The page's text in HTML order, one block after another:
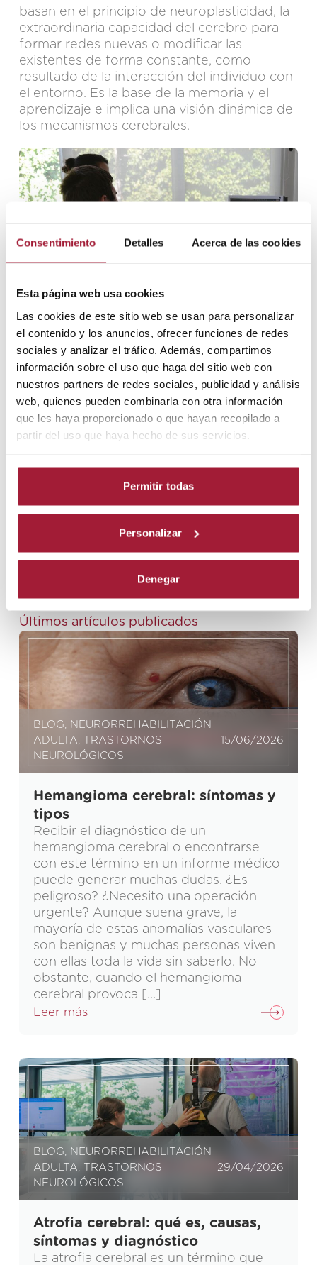
Consentimiento Detalles Acerca de las cookies
Esta página web usa cookies
Las cookies de este sitio web se usan para personalizar
el contenido y los anuncios, ofrecer funciones de redes
sociales y analizar el tráfico. Además, compartimos
información sobre el uso que haga del sitio web con
nuestros partners de redes sociales, publicidad y análisis
web, quienes pueden combinarla con otra información
que les haya proporcionado o que hayan recopilado a
partir del uso que haya hecho de sus servicios.
Permitir todas
Personalizar
Denegar
basan en el principio de neuroplasticidad, la
extraordinaria capacidad del cerebro para
formar redes nuevas o modificar las
existentes de forma constante, como
resultado de la interacción del individuo con
el entorno. Es la base de la memoria y el
aprendizaje e implica una visión dinámica de
los mecanismos cerebrales.
Para Centro Lescer el InMotion2 es una
herramienta terapéutica de apoyo. Se utiliza
prioritariamente para el trabajo de
rehabilitación de los miembros superiores,
pero también podemos trabajar otros
componentes como la atención, el control
el paciente. Por ejemplo ayuda a que el
paciente controle el uso de los brazos
caída.
prima la recuperación de las funciones
perdidas, la inclusión en la actividad y la
Últimos artículos publicados
BLOG, NEURORREHABILITACIÓN
ADULTA,
TRASTORNOS
NEUROLÓGICOS
15/06/2026
Hemangioma cerebral: síntomas y
tipos
Recibir el diagnóstico de un
hemangioma cerebral o encontrarse
con este término en un informe médico
puede generar muchas dudas. ¿Es
peligroso? ¿Necesito una operación
urgente? Aunque suena grave, la
mayoría de estas anomalías vasculares
son benignas y muchas personas viven
con ellas toda la vida sin saberlo. No
obstante, cuando el hemangioma
cerebral provoca […]
Leer más
BLOG, NEURORREHABILITACIÓN
ADULTA,
TRASTORNOS
NEUROLÓGICOS
29/04/2026
Atrofia cerebral: qué es, causas,
síntomas y diagnóstico
La atrofia cerebral es un término que